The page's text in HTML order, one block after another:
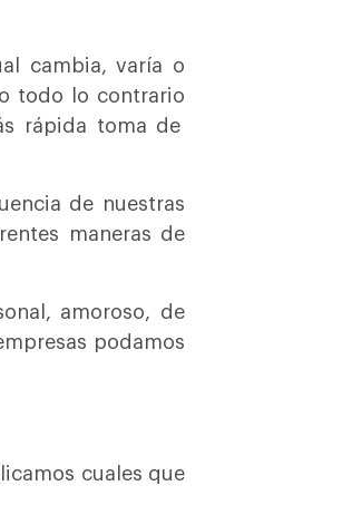
cambia, varía o
todo lo contrario
rápida toma de
de nuestras
maneras de
amoroso, de
podamos
cuales que